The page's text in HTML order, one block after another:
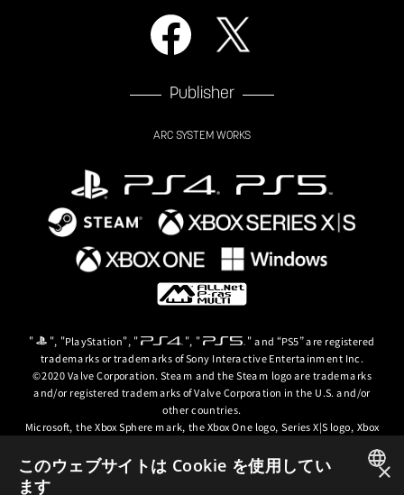
Publisher
ARC SYSTEM WORKS
" ", "PlayStation", " ", " " and “PS5” are registered
trademarks or trademarks of Sony Interactive Entertainment Inc.
©2020 Valve Corporation. Steam and the Steam logo are trademarks
and/or registered trademarks of Valve Corporation in the U.S. and/or
other countries.
Microsoft, the Xbox Sphere mark, the Xbox One logo, Series X|S logo, Xbox
trademarks of the Microsoft group of companies. ×
このウェブサイトは Cookie を使用してい
ます